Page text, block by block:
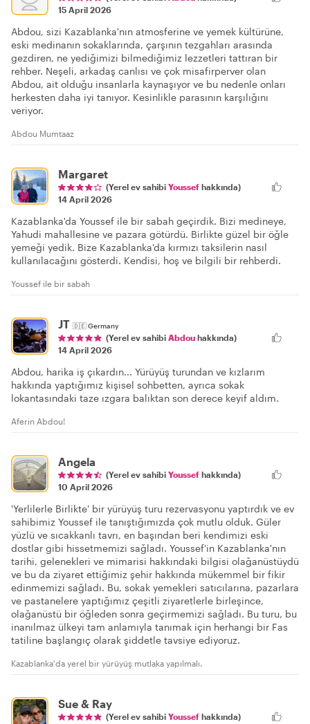
15 April 2026
Abdou, sizi Kazablanka'nın atmosferine ve yemek kültürüne,
eski medinanın sokaklarında, çarşının tezgahları arasında
gezdiren, ne yediğimizi bilmediğimiz lezzetleri tattıran bir
rehber. Neşeli, arkadaş canlısı ve çok misafirperver olan
Abdou, ait olduğu insanlarla kaynaşıyor ve bu nedenle onları
herkesten daha iyi tanıyor. Kesinlikle parasının karşılığını
veriyor.
Abdou Mumtaaz
Margaret
(Yerel ev sahibi Youssef hakkında)
14 April 2026
Kazablanka'da Youssef ile bir sabah geçirdik. Bizi medineye,
Yahudi mahallesine ve pazara götürdü. Birlikte güzel bir öğle
yemeği yedik. Bize Kazablanka'da kırmızı taksilerin nasıl
kullanılacağını gösterdi. Kendisi, hoş ve bilgili bir rehberdi.
Youssef ile bir sabah
JT 🇩🇪Germany
(Yerel ev sahibi Abdou hakkında)
14 April 2026
Abdou, harika iş çıkardın... Yürüyüş turundan ve kızlarım
hakkında yaptığımız kişisel sohbetten, ayrıca sokak
lokantasındaki taze ızgara balıktan son derece keyif aldım.
Aferin Abdou!
Angela
(Yerel ev sahibi Youssef hakkında)
10 April 2026
'Yerlilerle Birlikte' bir yürüyüş turu rezervasyonu yaptırdık ve ev
sahibimiz Youssef ile tanıştığımızda çok mutlu olduk. Güler
yüzlü ve sıcakkanlı tavrı, en başından beri kendimizi eski
dostlar gibi hissetmemizi sağladı. Youssef'in Kazablanka'nın
tarihi, gelenekleri ve mimarisi hakkındaki bilgisi olağanüstüydü
ve bu da ziyaret ettiğimiz şehir hakkında mükemmel bir fikir
edinmemizi sağladı. Bu, sokak yemekleri satıcılarına, pazarlara
ve pastanelere yaptığımız çeşitli ziyaretlerle birleşince,
olağanüstü bir öğleden sonra geçirmemizi sağladı. Bu turu, bu
inanılmaz ülkeyi tam anlamıyla tanımak için herhangi bir Fas
tatiline başlangıç olarak şiddetle tavsiye ediyoruz.
Kazablanka'da yerel bir yürüyüş mutlaka yapılmalı.
Sue & Ray
(Yerel ev sahibi Youssef hakkında)